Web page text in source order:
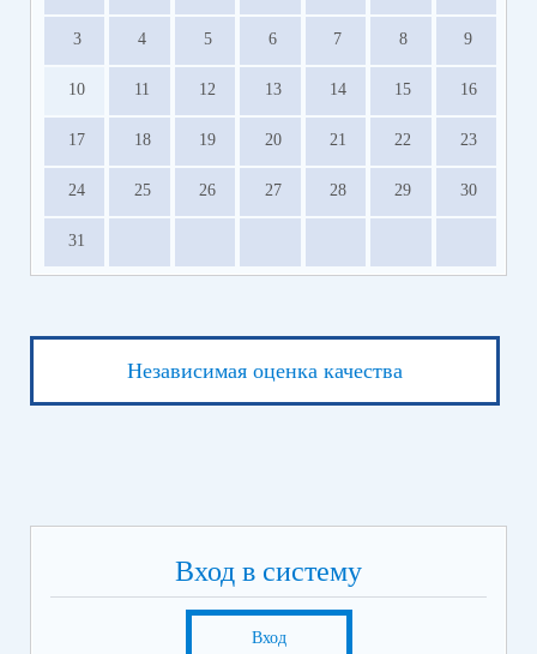
3 4 5 6 7 8 9
10 11 12 13 14 15 16
17 18 19 20 21 22 23
24 25 26 27 28 29 30
31
Независимая оценка качества
Вход в систему
Вход